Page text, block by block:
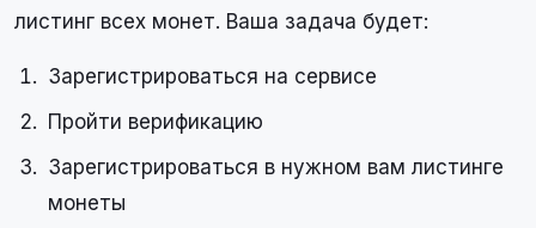
листинг всех монет. Ваша задача будет:
Зарегистрироваться на сервисе
Пройти верификацию
Зарегистрироваться в нужном вам листинге
монеты